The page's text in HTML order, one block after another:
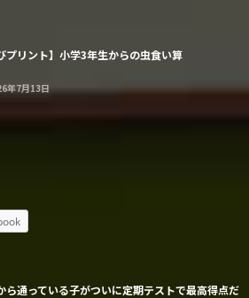
プリント】小学3年生からの虫食い算
年7月13日
ら通っている子がついに定期テストで最高得点だ